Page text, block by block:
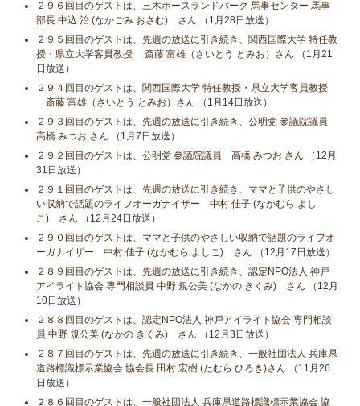
２９６回目のゲストは、三木ホースランドパーク 馬事センター 馬事
部長 中込 治 (なかごみ おさむ) さん （1月28日放送）
２９５回目のゲストは、先週の放送に引き続き、関西国際大学 特任教
授・県立大学客員教授 斎藤 富雄（さいとう とみお）さん （1月21
日放送）
２９４回目のゲストは、関西国際大学 特任教授・県立大学客員教授
斎藤 富雄（さいとう とみお）さん （1月14日放送）
２９３回目のゲストは、先週の放送に引き続き、公明党 参議院議員
高橋 みつお さん （1月7日放送）
２９２回目のゲストは、公明党 参議院議員 高橋 みつお さん （12月
31日放送）
２９１回目のゲストは、先週の放送に引き続き、ママと子供のやさし
い収納で話題のライフオーガナイザー 中村 佳子 (なかむら よし
こ) さん （12月24日放送）
２９０回目のゲストは、ママと子供のやさしい収納で話題のライフオ
ーガナイザー 中村 佳子 (なかむら よしこ) さん （12月17日放送）
２８９回目のゲストは、先週の放送に引き続き、認定NPO法人 神戸
アイライト協会 専門相談員 中野 規公美 (なかの きくみ) さん （12月
10日放送）
２８８回目のゲストは、認定NPO法人 神戸アイライト協会 専門相談
員 中野 規公美 (なかの きくみ) さん （12月3日放送）
２８７回目のゲストは、先週の放送に引き続き、一般社団法人 兵庫県
道路標識標示業協会 協会長 田村 宏樹 (たむら ひろき)さん （11月26
日放送）
２８６回目のゲストは、一般社団法人 兵庫県道路標識標示業協会 協